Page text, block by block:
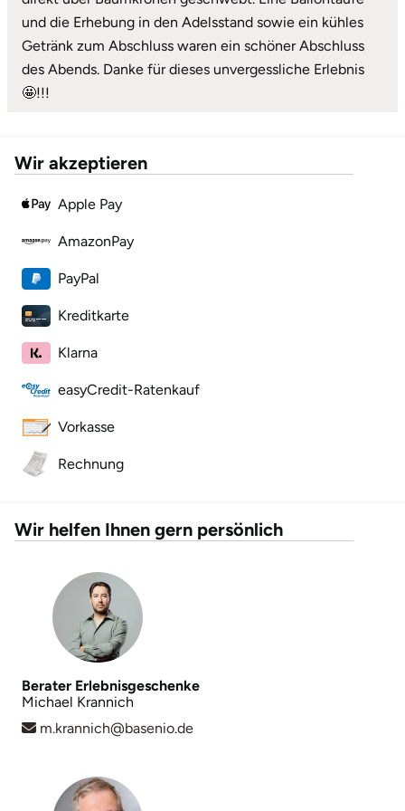
und die Erhebung in den Adelsstand sowie ein kühles
Getränk zum Abschluss waren ein schöner Abschluss
des Abends. Danke für dieses unvergessliche Erlebnis
🤩!!!
Wir akzeptieren
Apple Pay
AmazonPay
PayPal
Kreditkarte
Klarna
easyCredit-Ratenkauf
Vorkasse
Rechnung
Wir helfen Ihnen gern persönlich
Berater Erlebnisgeschenke
Michael Krannich
m.krannich@basenio.de
Mettingen
Moers
Märkisch-Oderland
Münster
Nagold
Neckarsulm
Neumünster
Nidda
Oberhavel
Odenwald
Oder-Spree
Oldenburg
Osnabrück